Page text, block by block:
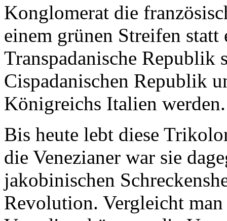
Konglomerat die
einem grünen Streifen
Transpadanische Republik
Cispadanischen Republik
Königreichs Italien werden.
Bis heute lebt diese
die Venezianer war sie
jakobinischen
Revolution. Vergleicht